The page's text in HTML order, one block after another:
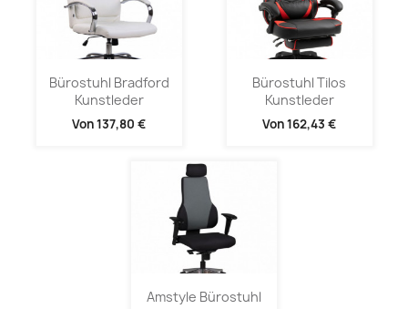
Bürostuhl Bradford
Kunstleder
Von137,80 €
Bürostuhl Tilos
Kunstleder
Von162,43 €
Amstyle Bürostuhl